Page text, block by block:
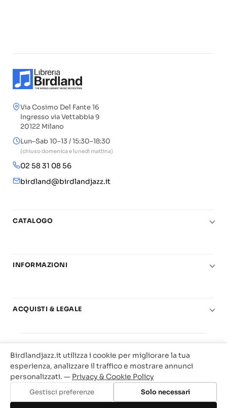
Aggiungi al carrello
Via Cosimo Del Fante 16
Ingresso via Vettabbia 9
20122 Milano
Lun–Sab 10–13 / 15:30–18:30
(chiuso domenica e lunedì mattina)
02 58 31 08 56
birdland@birdlandjazz.it
CATALOGO
Chitarra
Basi play-along
Offerte
INFORMAZIONI
Carta del Docente
ACQUISTI & LEGALE
Privacy & Cookie
Traccia il tuo ordine
Birdland Milano. P.Iva 12093700156
Web Agency Milano
Birdlandjazz.it utilizza i cookie per migliorare la tua
esperienza, analizzare il traffico e mostrare annunci
personalizzati. — Privacy & Cookie Policy
Gestisci preferenze Solo necessari